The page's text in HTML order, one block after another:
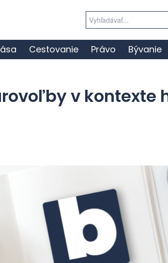
for:
Cestovanie Právo Bývanie
v kontexte